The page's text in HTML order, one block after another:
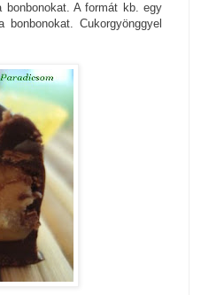
bonbonokat. A formát kb. egy
Cukorgyönggyel